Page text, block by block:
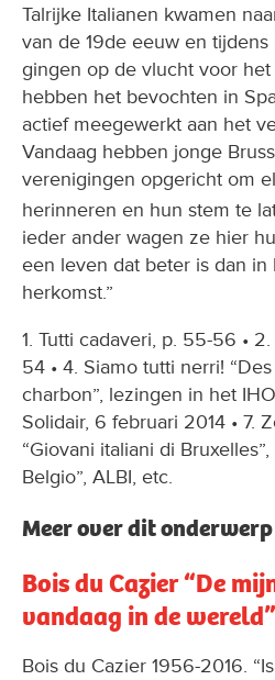
Talrijke Italianen kwamen
van de 19de eeuw en
gingen op de vlucht voor
hebben het bevochten in
actief meegewerkt aan het
Vandaag hebben jonge
verenigingen opgericht om
herinneren en hun stem te
ieder ander wagen ze hier
een leven dat beter is dan in
herkomst.”
1. Tutti cadaveri, p. 55-56 •
54 • 4. Siamo tutti nerri!
charbon”, lezingen in het
Solidair, 6 februari 2014 • 7.
“Giovani italiani di
Belgio”, ALBI, etc.
Meer over dit onderwerp
Bois du Cazier “De
vandaag in de wereld”
Bois du Cazier 1956-2016.